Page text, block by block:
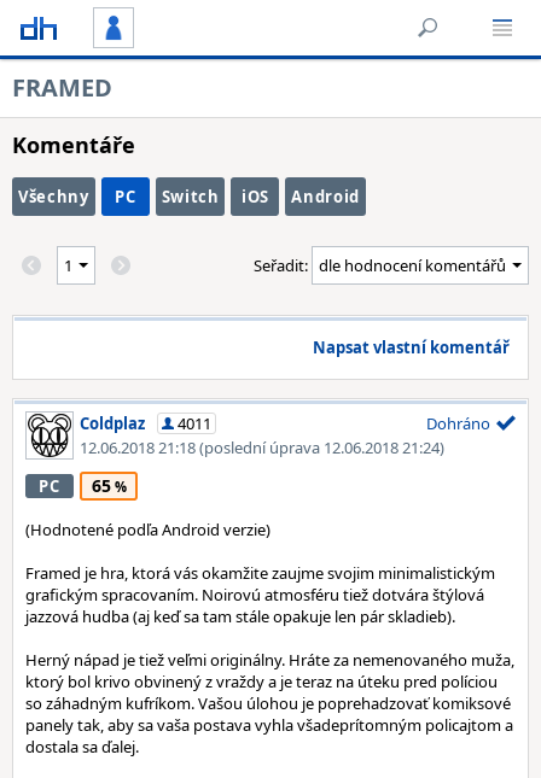
FRAMED
Komentáře
Všechny PC Switch iOS Android
Seřadit:
Napsat vlastní komentář
Coldplaz
4011
12.06.2018 21:18(poslední úprava 12.06.2018 21:24)
Dohráno
PC 65
(Hodnotené podľa Android verzie)
Framed je hra, ktorá vás okamžite zaujme svojim minimalistickým
grafickým spracovaním. Noirovú atmosféru tiež dotvára štýlová
jazzová hudba (aj keď sa tam stále opakuje len pár skladieb).
Herný nápad je tiež veľmi originálny. Hráte za nemenovaného muža,
ktorý bol krivo obvinený z vraždy a je teraz na úteku pred políciou
so záhadným kufríkom. Vašou úlohou je poprehadzovať komiksové
panely tak, aby sa vaša postava vyhla všadeprítomným policajtom a
dostala sa ďalej.